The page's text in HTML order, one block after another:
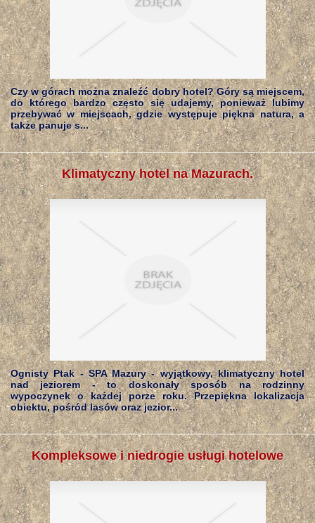
Czy w górach można znaleźć dobry hotel? Góry są miejscem,
do którego bardzo często się udajemy, ponieważ lubimy
przebywać w miejscach, gdzie występuje piękna natura, a
także panuje s...
Klimatyczny hotel na Mazurach.
Ognisty Ptak - SPA Mazury - wyjątkowy, klimatyczny hotel
nad jeziorem - to doskonały sposób na rodzinny
wypoczynek o każdej porze roku. Przepiękna lokalizacja
obiektu, pośród lasów oraz jezior...
Kompleksowe i niedrogie usługi hotelowe